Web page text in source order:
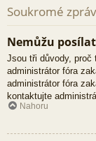
Soukromé
Nemůžu
Jsou tři důvody, proč
administrátor fóra
administrátor fóra
kontaktujte
Nahoru